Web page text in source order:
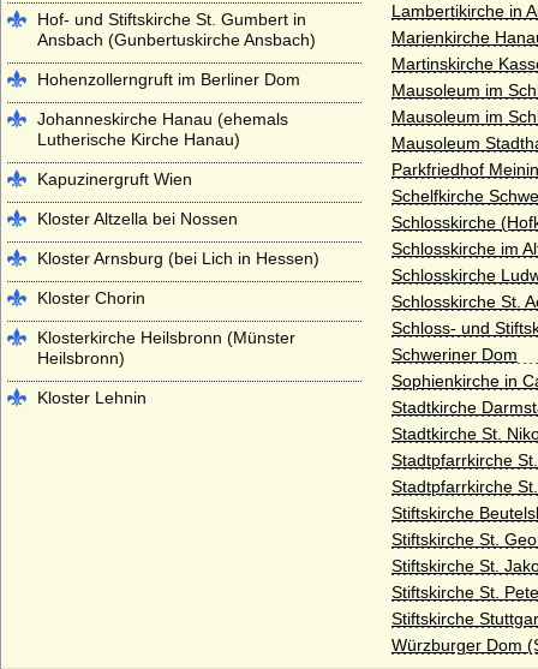
Lambertikirche in
Marienkirche
Martinskirche
Mausoleum im
Mausoleum im
Mausoleum
Parkfriedhof
Schelfkirche
Schlosskirche
Schlosskirche im
Schlosskirche
Schlosskirche St.
Schloss- und
Schweriner Dom
Sophienkirche in
Stadtkirche
Stadtkirche St.
Stadtpfarrkirche
Stadtpfarrkirche
Stiftskirche
Stiftskirche St.
Stiftskirche St.
Stiftskirche St.
Stiftskirche
Würzburger Dom
Hof- und Stiftskirche St. Gumbert in
Ansbach (Gunbertuskirche Ansbach)
Hohenzollerngruft im Berliner Dom
Johanneskirche Hanau (ehemals
Lutherische Kirche Hanau)
Kapuzinergruft Wien
Kloster Altzella bei Nossen
Kloster Arnsburg (bei Lich in Hessen)
Kloster Chorin
Klosterkirche Heilsbronn (Münster
Heilsbronn)
Kloster Lehnin